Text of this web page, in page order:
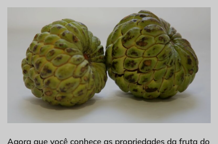
Agora que você conhece as propriedades da fruta do